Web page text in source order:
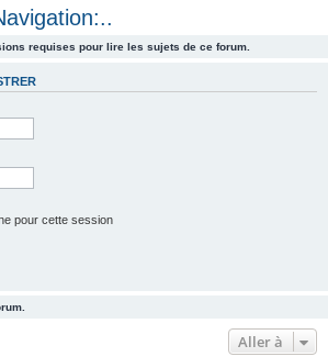
e
requises pour lire les sujets de ce forum.
pour cette session
Aller à